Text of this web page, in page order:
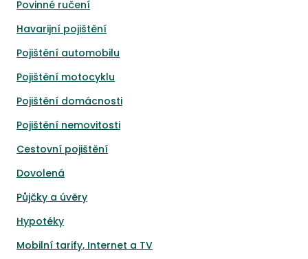
Povinné ručení
Havarijní pojištění
Pojištění automobilu
Pojištění motocyklu
Pojištění domácnosti
Pojištění nemovitosti
Cestovní pojištění
Dovolená
Půjčky a úvěry
Hypotéky
Mobilní tarify, Internet a TV